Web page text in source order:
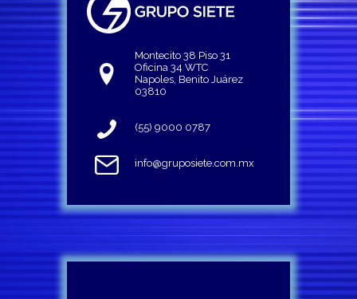
Montecito 38 Piso 31
Oficina 34 WTC
Napoles, Benito Juárez
03810
(55) 9000 0787
info@gruposiete.com.mx